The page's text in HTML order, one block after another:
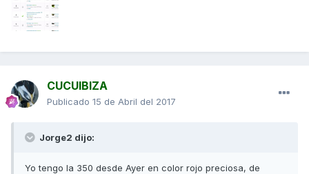
CUCUIBIZA
Publicado 15 de Abril del 2017
Jorge2 dijo:
Yo tengo la 350 desde Ayer en color rojo preciosa, de